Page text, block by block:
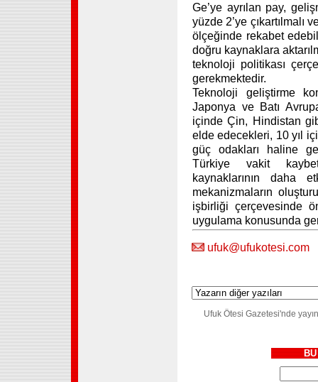
Ge’ye ayrılan pay,
yüzde 2’ye
ölçeğinde rekabet
doğru kaynaklara
teknoloji politikası
gerekmektedir.
Teknoloji geliştirme
Japonya ve Batı
içinde Çin, Hindistan
elde edecekleri, 10 yıl
güç odakları haline
Türkiye vakit
kaynaklarının daha
mekanizmaların
işbirliği çerçevesinde
uygulama konusunda
ufuk@ufukotesi.com
Ufuk Ötesi Gazetesi'nde